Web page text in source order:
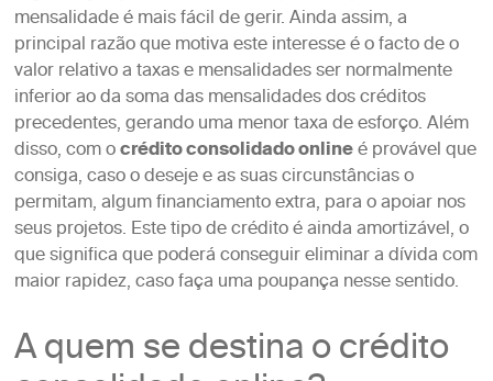
mensalidade é mais fácil de gerir. Ainda assim, a
principal razão que motiva este interesse é o facto de o
valor relativo a taxas e mensalidades ser normalmente
inferior ao da soma das mensalidades dos créditos
precedentes, gerando uma menor taxa de esforço. Além
disso, com ocrédito consolidado onlineé provável que
consiga, caso o deseje e as suas circunstâncias o
permitam, algum financiamento extra, para o apoiar nos
seus projetos. Este tipo de crédito é ainda amortizável, o
que significa que poderá conseguir eliminar a dívida com
maior rapidez, caso faça uma poupança nesse sentido.
A quem se destina o crédito